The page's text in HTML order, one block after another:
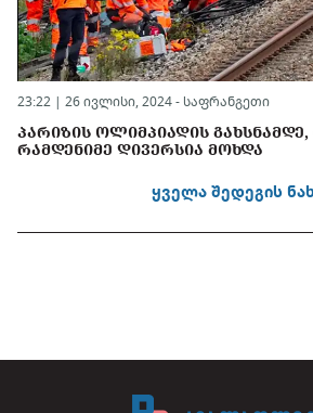
23:22 | 26 ივლისი, 2024 - საფრანგეთი
ᲞᲐᲠᲘᲖᲘᲡ ᲝᲚᲘᲛᲞᲘᲐᲓᲘᲡ ᲒᲐᲮᲡᲜᲐᲛᲓᲔ,
ᲠᲐᲛᲓᲔᲜᲘᲛᲔ ᲓᲘᲕᲔᲠᲡᲘᲐ ᲛᲝᲮᲓᲐ
ყველა შედეგის